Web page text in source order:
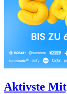
Aktivste